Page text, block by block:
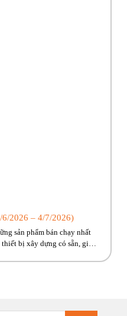
6/2026 – 4/7/2026)
sản phẩm bán chạy nhất
bị xây dựng có sẵn, giao